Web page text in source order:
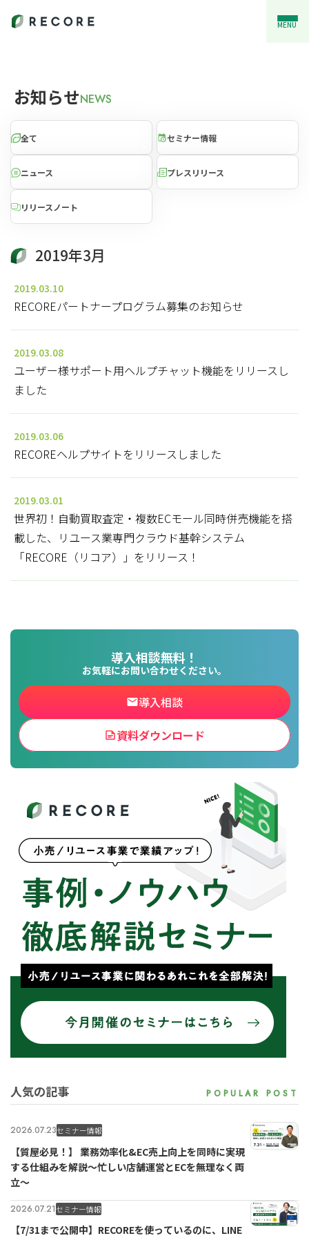
MENU
お知らせNEWS
全て セミナー情報
ニュース プレスリリース
リリースノート
導入相談無料！
お気軽にお問い合わせください。
導入相談
資料ダウンロード
人気の記事
2026.07.23セミナー情報
【質屋必見！】 業務効率化&EC売上向上を同時に実現
する仕組みを解説〜忙しい店舗運営とECを無理なく両
立〜
2026.07.21セミナー情報
【7/31まで公開中】RECOREを使っているのに、LINE
2019年3月
2019.03.10
RECOREパートナープログラム募集のお知らせ
2019.03.08
ユーザー様サポート用ヘルプチャット機能をリリースし
ました
2019.03.06
RECOREヘルプサイトをリリースしました
2019.03.01
世界初！自動買取査定・複数ECモール同時併売機能を搭
載した、リユース業専門クラウド基幹システム
「RECORE（リコア）」をリリース！